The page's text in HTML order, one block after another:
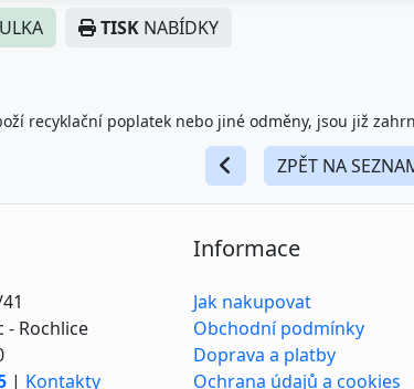
TISK NABÍDKY
recyklační poplatek nebo jiné odměny, jsou již
ZPĚT NA
- Rochlice
| Kontakty
Informace
Jak nakupovat
Obchodní podmínky
Doprava a platby
Ochrana údajů a cookies